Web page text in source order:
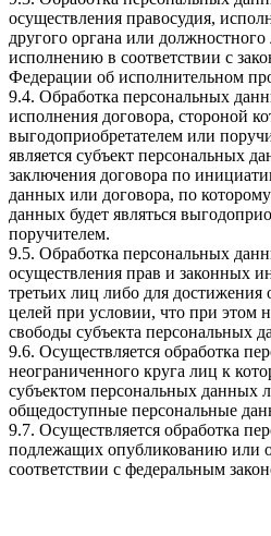
осуществления правосудия,
другого органа или
исполнению в соответствии с
Федерации об исполнительном
9.4. Обработка персональных
исполнения договора, стороной
выгодоприобретателем или
является субъект персональных
заключения договора по
данных или договора, по
данных будет являться
поручителем.
9.5. Обработка персональных
осуществления прав и законных
третьих лиц либо для
целей при условии, что при этом
свободы субъекта персональных
9.6. Осуществляется обработка
неограниченного круга лиц к
субъектом персональных данных
общедоступные персональные
9.7. Осуществляется обработка
подлежащих опубликованию или
соответствии с федеральным